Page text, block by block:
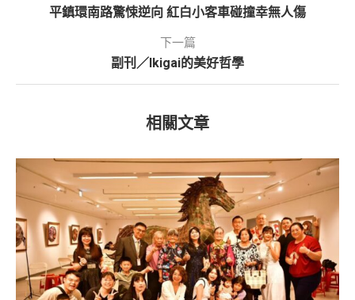
平鎮環南路驚悚逆向 紅白小客車碰撞幸無人傷
下一篇
副刊／Ikigai的美好哲學
相關文章